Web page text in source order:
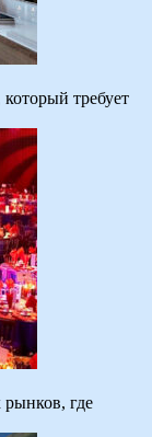
требует
где